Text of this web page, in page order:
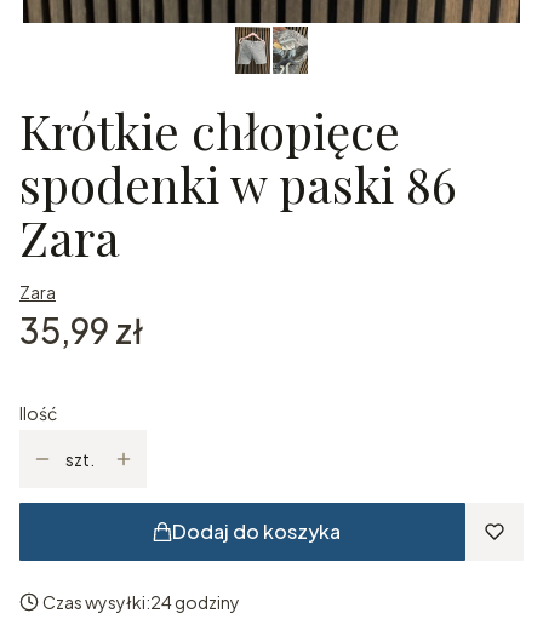
Krótkie chłopięce
spodenki w paski 86
Zara
Zara
Cena
35,99 zł
Ilość
szt.
Dodaj do koszyka
Czas wysyłki:24 godziny